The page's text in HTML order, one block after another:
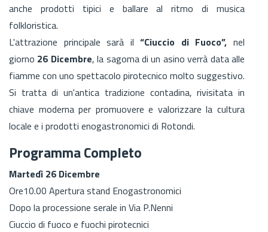
anche prodotti tipici e ballare al ritmo di musica
folkloristica.
L'attrazione principale sarà il“Ciuccio di Fuoco”, nel
giorno 26 Dicembre, la sagoma di un asino verrà data alle
fiamme con uno spettacolo pirotecnico molto suggestivo.
Si tratta di un'antica tradizione contadina, rivisitata in
chiave moderna per promuovere e valorizzare la cultura
locale e i prodotti enogastronomici di Rotondi.
Programma Completo
Martedì 26 Dicembre
Ore10.00 Apertura stand Enogastronomici
Dopo la processione serale in Via P.Nenni
Ciuccio di fuoco e fuochi pirotecnici